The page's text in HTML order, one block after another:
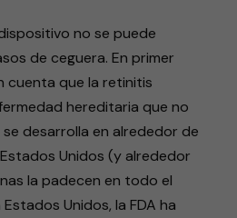
no se puede
de ceguera. En primer
cuenta que la retinitis
hereditaria que no
desarrolla en alrededor de
Unidos (y alrededor
la padecen en todo el
Unidos, la FDA ha